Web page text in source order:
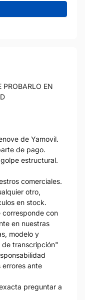
PROBARLO EN
de Yamovil.
de pago.
estructural.
comerciales.
otro,
en stock.
corresponde con
en nuestras
modelo y
transcripción"
ante
preguntar a